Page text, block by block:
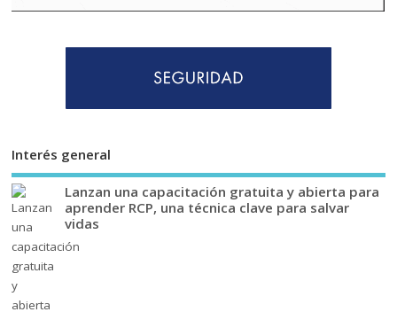
Interés general
Lanzan una capacitación gratuita y abierta para
aprender RCP, una técnica clave para salvar
vidas